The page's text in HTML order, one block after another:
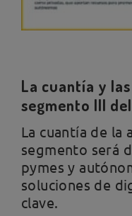
La cuantía y
segmento III
La cuantía de la
segmento será
pymes y
soluciones de
clave.